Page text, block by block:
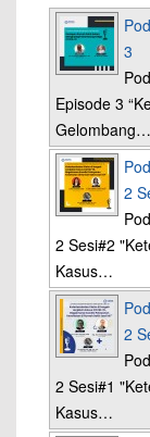
3
Episode 3
Gelombang…
2
2 Sesi#2
Kasus…
2
2 Sesi#1
Kasus…